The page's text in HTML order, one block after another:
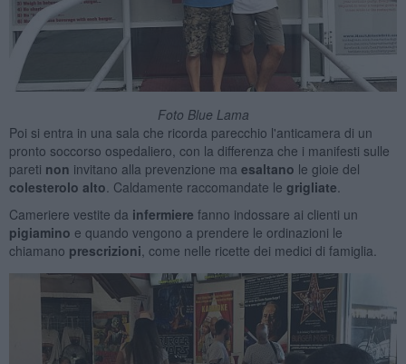
Foto Blue Lama
Poi si entra in una sala che ricorda parecchio l'anticamera di un
pronto soccorso ospedaliero, con la differenza che i manifesti sulle
pareti non invitano alla prevenzione ma esaltano le gioie del
colesterolo alto . Caldamente raccomandate le grigliate
Cameriere vestite da infermiere fanno indossare ai clienti un
pigiamino e quando vengono a prendere le ordinazioni le
chiamano prescrizioni , come nelle ricette dei medici di famiglia.